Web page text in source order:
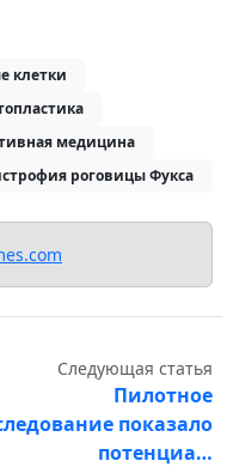
клетки
медицина
роговицы Фукса
Следующая статья
Пилотное
показало
потенциа…